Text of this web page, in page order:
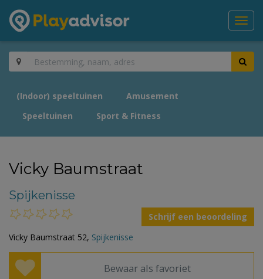
(Indoor) speeltuinen
Amusement
Speeltuinen
Sport & Fitness
Vicky Baumstraat
Spijkenisse
Schrijf een beoordeling
Vicky Baumstraat 52, Spijkenisse
Bewaar als favoriet